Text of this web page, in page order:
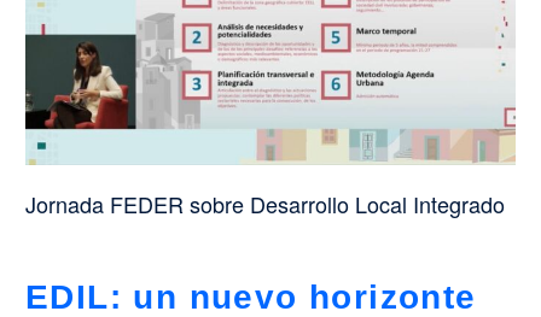
Jornada FEDER sobre Desarrollo Local Integrado
EDIL: un nuevo horizonte